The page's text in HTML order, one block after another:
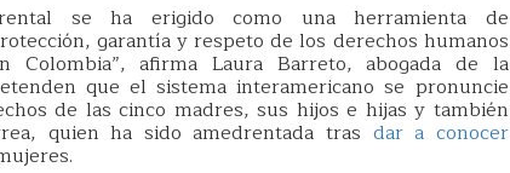
se ha erigido como una herramienta de
garantía y respeto de los derechos humanos
afirma Laura Barreto, abogada de la
que el sistema interamericano se pronuncie
de las cinco madres, sus hijos e hijas y también
quien ha sido amedrentada tras dar a conocer